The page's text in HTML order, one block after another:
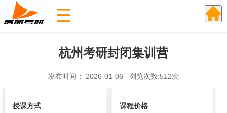
杭州考研封闭集训营
发布时间： 2026-01-06 浏览次数:512次
授课方式 课程价格